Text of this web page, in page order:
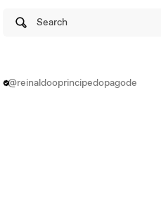
Search
@reinaldooprincipedopagode